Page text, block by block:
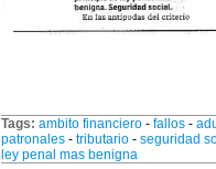
Tags: ambito financiero - fallos -
patronales - tributario - seguridad
ley penal mas benigna